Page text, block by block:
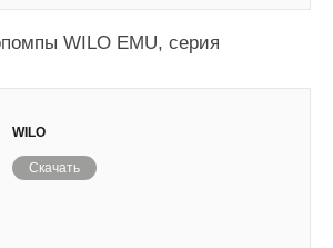
WILO EMU, серия
WILO
Скачать